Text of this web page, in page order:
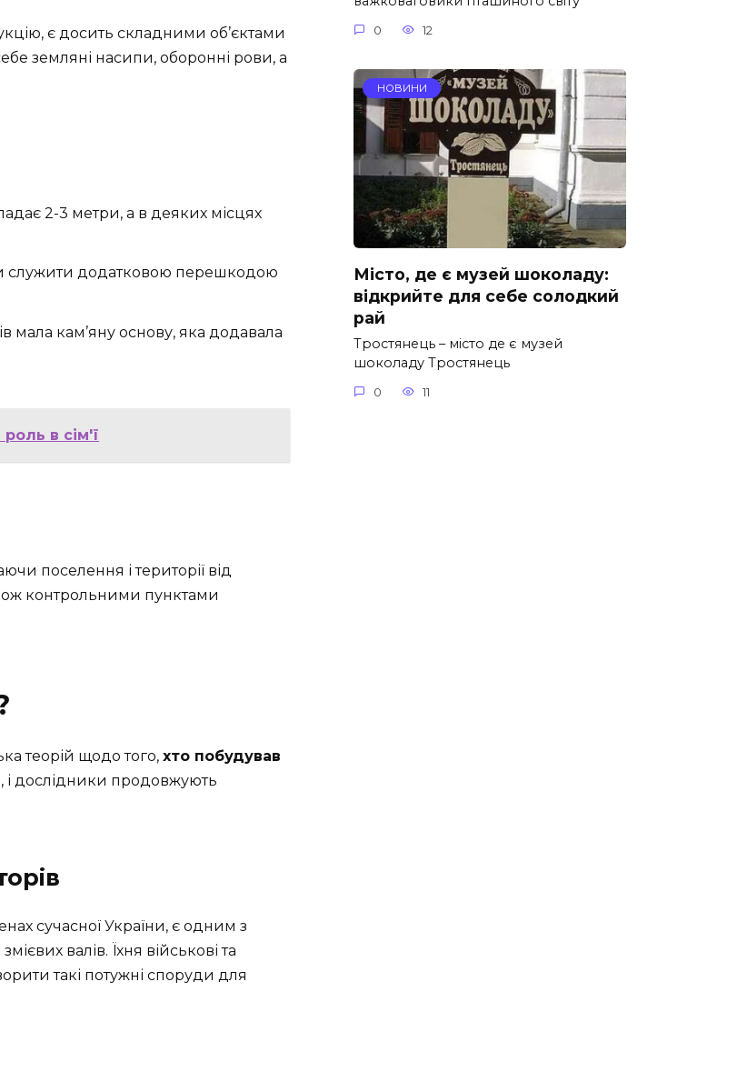
є досить складними об’єктами
земляні насипи, оборонні рови, а
2-3 метри, а в деяких місцях
служити додатковою перешкодою
мала кам’яну основу, яка додавала
в сім'ї
поселення і території від
контрольними пунктами
теорій щодо того, хто побудував
і дослідники продовжують
сучасної України, є одним з
валів. Їхня військові та
такі потужні споруди для
0 12
НОВИНИ
Місто, де є музей шоколаду:
відкрийте для себе солодкий
рай
Тростянець – місто де є музей
шоколаду Тростянець
0 11